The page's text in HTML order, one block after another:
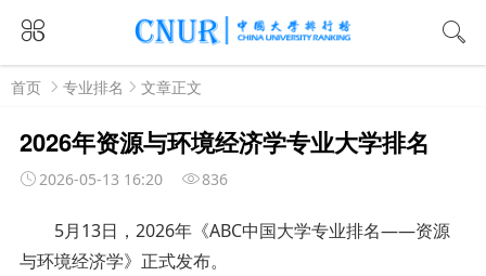
首页 专业排名 文章正文
2026年资源与环境经济学专业大学排名
2026-05-13 16:20 836
5月13日， 2026年《ABC中国大学专业排名——资源
与环境经济学》正式发布。